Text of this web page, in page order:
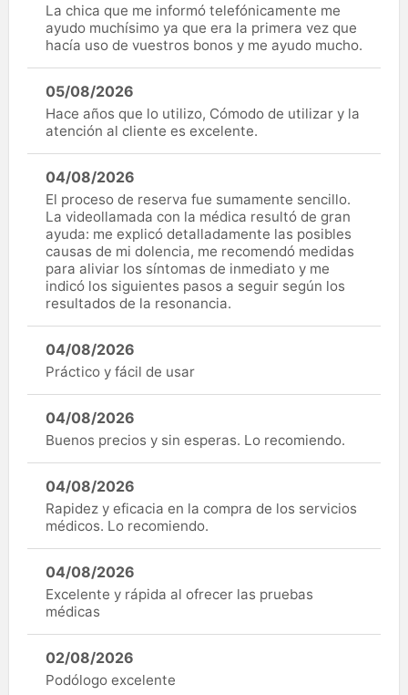
La chica que me informó telefónicamente me
ayudo muchísimo ya que era la primera vez que
hacía uso de vuestros bonos y me ayudo mucho.
05/08/2026
Hace años que lo utilizo, Cómodo de utilizar y la
atención al cliente es excelente.
04/08/2026
El proceso de reserva fue sumamente sencillo.
La videollamada con la médica resultó de gran
ayuda: me explicó detalladamente las posibles
causas de mi dolencia, me recomendó medidas
para aliviar los síntomas de inmediato y me
indicó los siguientes pasos a seguir según los
resultados de la resonancia.
04/08/2026
Práctico y fácil de usar
04/08/2026
Buenos precios y sin esperas. Lo recomiendo.
04/08/2026
Rapidez y eficacia en la compra de los servicios
médicos. Lo recomiendo.
04/08/2026
Excelente y rápida al ofrecer las pruebas
médicas
02/08/2026
Podólogo excelente